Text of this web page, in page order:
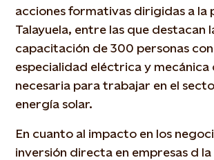
acciones formativas dirigidas a la
Talayuela, entre las que destacan
capacitación de 300 personas
especialidad eléctrica y
necesaria para trabajar en el
energía solar.
En cuanto al impacto en los
inversión directa en empresas d la